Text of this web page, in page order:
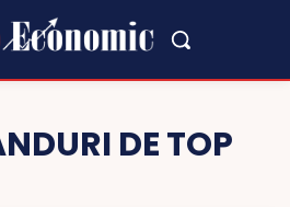
DE TOP